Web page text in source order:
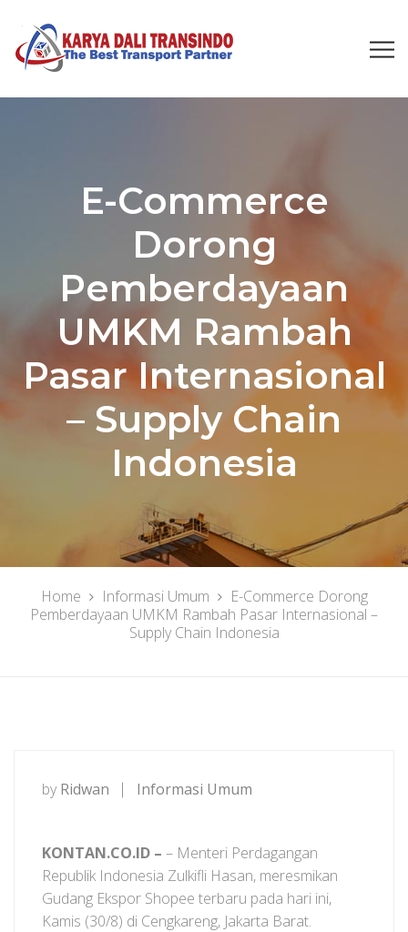
E-Commerce
Dorong
Pemberdayaan
UMKM Rambah
Pasar Internasional
– Supply Chain
Indonesia
Home Informasi Umum
E-Commerce Dorong
Pemberdayaan UMKM Rambah Pasar Internasional –
Supply Chain Indonesia
by Ridwan Informasi Umum
KONTAN.CO.ID – – Menteri Perdagangan
Republik Indonesia Zulkifli Hasan, meresmikan
Gudang Ekspor Shopee terbaru pada hari ini,
Kamis (30/8) di Cengkareng, Jakarta Barat.